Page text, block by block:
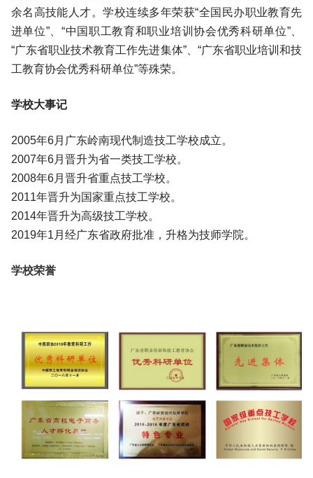
余名高技能人才。学校连续多年荣获“全国民办职业教育先
进单位”、“中国职工教育和职业培训协会优秀科研单位”、
“广东省职业技术教育工作先进集体”、“广东省职业培训和技
工教育协会优秀科研单位”等殊荣。
学校大事记
2005年6月广东岭南现代制造技工学校成立。
2007年6月晋升为省一类技工学校。
2008年6月晋升省重点技工学校。
2011年晋升为国家重点技工学校。
2014年晋升为高级技工学校。
2019年1月经广东省政府批准，升格为技师学院。
学校荣誉